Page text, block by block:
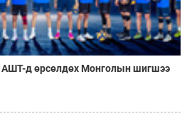
АШТ-д өрсөлдөх Монголын шигшээ